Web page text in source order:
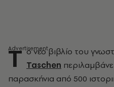
Τ ο νέο βιβλίο του
Taschen
παρασκήνια από 500